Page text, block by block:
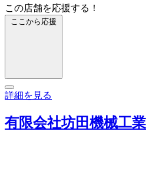
この店舗を応援する！
ここから応援
詳細を見る
有限会社坊田機械工業